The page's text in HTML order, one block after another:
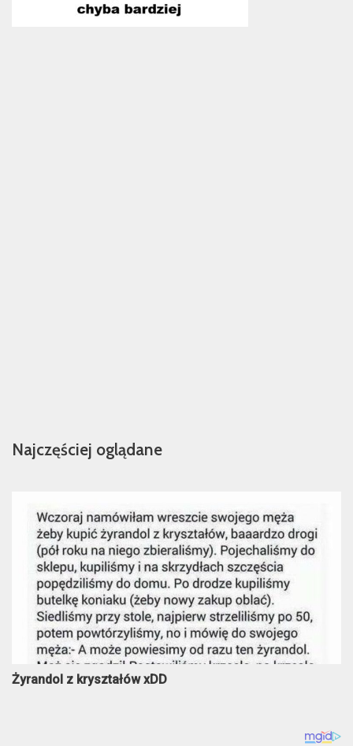
Najczęściej oglądane
Żyrandol z kryształów xDD